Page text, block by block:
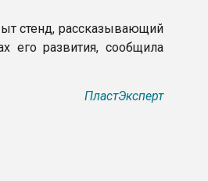
стенд, рассказывающий
его развития, сообщила
ПластЭксперт